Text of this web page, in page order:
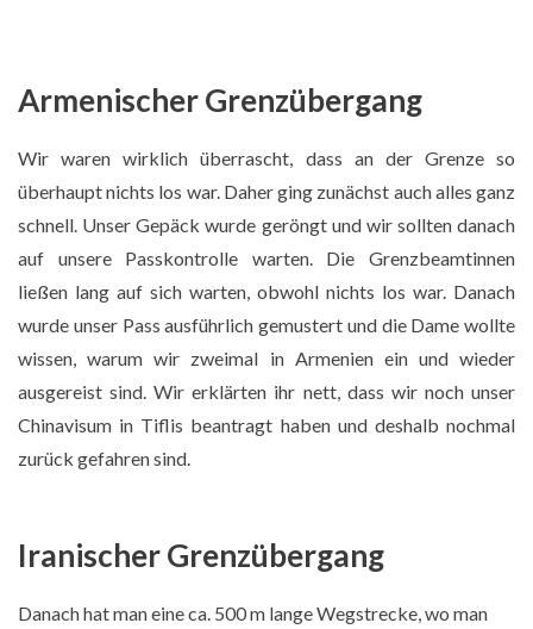
Winterlandschaft
Armenischer Grenzübergang
Wir waren wirklich überrascht, dass an der Grenze so
überhaupt nichts los war. Daher ging zunächst auch alles ganz
schnell. Unser Gepäck wurde geröngt und wir sollten danach
auf unsere Passkontrolle warten. Die Grenzbeamtinnen
ließen lang auf sich warten, obwohl nichts los war. Danach
wurde unser Pass ausführlich gemustert und die Dame wollte
wissen, warum wir zweimal in Armenien ein und wieder
ausgereist sind. Wir erklärten ihr nett, dass wir noch unser
Chinavisum in Tiflis beantragt haben und deshalb nochmal
zurück gefahren sind.
Iranischer Grenzübergang
Danach hat man eine ca. 500 m lange Wegstrecke, wo man